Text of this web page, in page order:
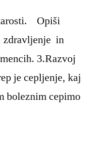
Opiši
zdravljenje in
3.Razvoj
je cepljenje, kaj
boleznim cepimo